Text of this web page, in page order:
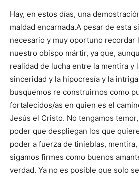
Hay, en estos días, una
maldad encarnada.A pesar de esta
necesario y muy oportuno recordar
nuestro obispo mártir, ya que,
realidad de lucha entre la mentira y
sinceridad y la hipocresía y la
busquemos re construirnos como
fortalecidos/as en quien es el
Jesús el Cristo. No tengamos
poder que despliegan los que
poder a fuerza de tinieblas,
sigamos firmes como buenos
verdad. Ya no es posible que solo